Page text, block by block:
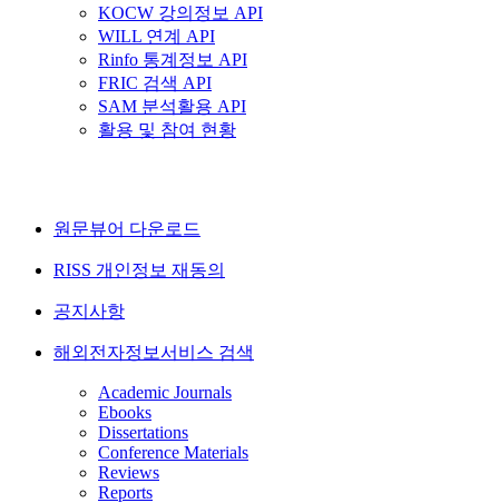
KOCW 강의정보 API
WILL 연계 API
Rinfo 통계정보 API
FRIC 검색 API
SAM 분석활용 API
활용 및 참여 현황
원문뷰어 다운로드
RISS 개인정보 재동의
공지사항
해외전자정보서비스 검색
Academic Journals
Ebooks
Dissertations
Conference Materials
Reviews
Reports